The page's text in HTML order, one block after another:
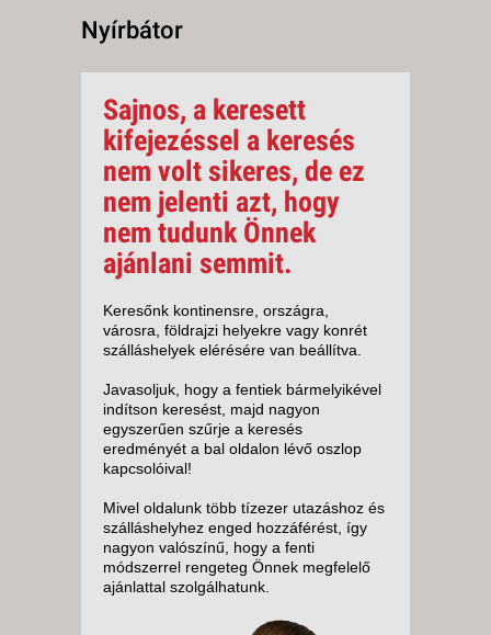
Nyírbátor
Sajnos, a keresett
kifejezéssel a keresés
nem volt sikeres, de ez
nem jelenti azt, hogy
nem tudunk Önnek
ajánlani semmit.
Keresőnk kontinensre, országra,
városra, földrajzi helyekre vagy konrét
szálláshelyek elérésére van beállítva.
Javasoljuk, hogy a fentiek bármelyikével
indítson keresést, majd nagyon
egyszerűen szűrje a keresés
eredményét a bal oldalon lévő oszlop
kapcsolóival!
Mivel oldalunk több tízezer utazáshoz és
szálláshelyhez enged hozzáférést, így
nagyon valószínű, hogy a fenti
módszerrel rengeteg Önnek megfelelő
ajánlattal szolgálhatunk.